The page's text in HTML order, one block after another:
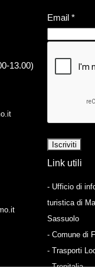
13.00)
Email *
Link utili
- Ufficio di
turistica di
Sassuolo
- Comune di
- Trasporti